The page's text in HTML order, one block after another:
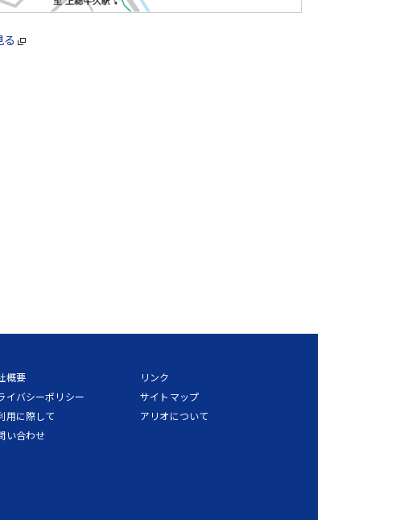
概要
イバシーポリシー
用に際して
い合わせ
リンク
サイトマップ
アリオについて